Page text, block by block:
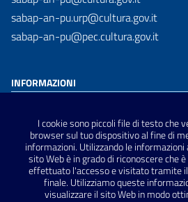
I cookie sono piccoli file di testo che
browser sul tuo dispositivo al fine di
informazioni. Utilizzando le
sito Web è in grado di riconoscere che
effettuato l'accesso e visitato tramite
finale. Utilizziamo queste
visualizzare il sito Web in modo
sabap-an-pu.urp@cultura.gov.it
sabap-an-pu@pec.cultura.gov.it
INFORMAZIONI
Privacy Policy
Note Legali
Sitemap